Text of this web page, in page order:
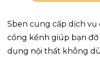
Sben cung cấp dịch vụ
cồng kềnh giúp bạn
dụng nội thất không